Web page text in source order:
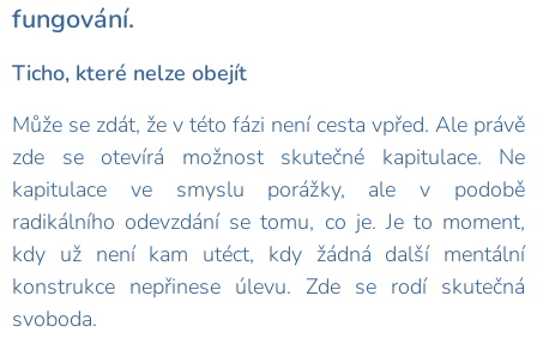
fungování.
Ticho, které nelze obejít
Může se zdát, že v této fázi není cesta vpřed. Ale právě
zde se otevírá možnost skutečné kapitulace. Ne
kapitulace ve smyslu porážky, ale v podobě
radikálního odevzdání se tomu, co je. Je to moment,
kdy už není kam utéct, kdy žádná další mentální
konstrukce nepřinese úlevu. Zde se rodí skutečná
svoboda.